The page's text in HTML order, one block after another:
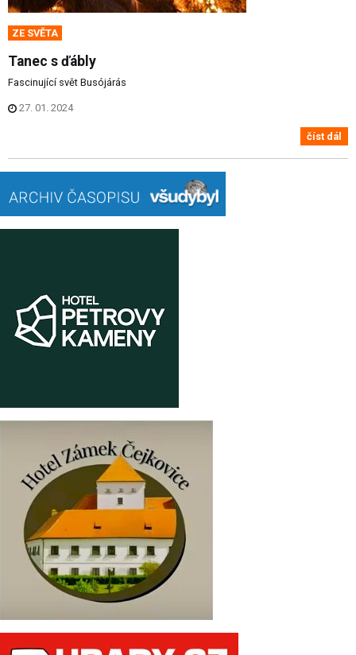
ZE SVĚTA
Tanec s ďábly
Fascinující svět Busójárás
27. 01. 2024
číst dál